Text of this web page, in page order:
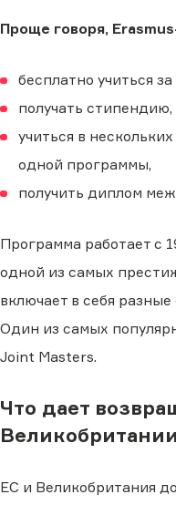
Проще говоря,
бесплатно учиться
получать стипендию,
учиться в
одной программы,
получить диплом
Программа работает с
одной из самых
включает в себя
Один из самых
Joint Masters.
Что дает
ЕС и Великобритания